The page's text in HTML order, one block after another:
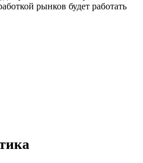
рынков будет работать